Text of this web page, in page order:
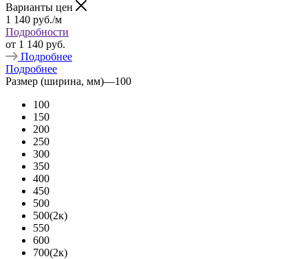
Варианты цен
1 140 руб./м
Подробности
от 1 140 руб.
Подробнее
Подробнее
Размер (ширина, мм)—100
100
150
200
250
300
350
400
450
500
500(2к)
550
600
700(2к)